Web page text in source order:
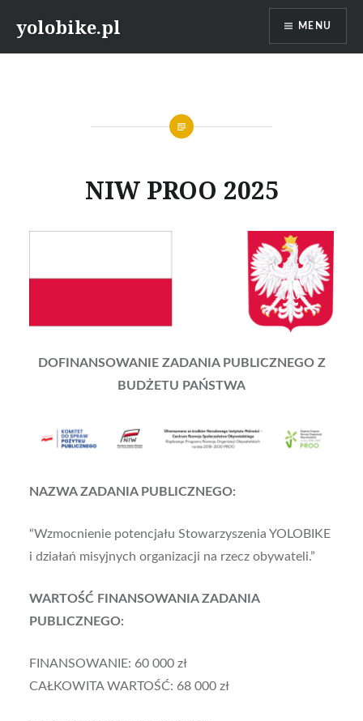
yolobike.pl MENU
NIW PROO 2025
DOFINANSOWANIE ZADANIA PUBLICZNEGO Z
BUDŻETU PAŃSTWA
NAZWA ZADANIA PUBLICZNEGO:
“Wzmocnienie potencjału Stowarzyszenia YOLOBIKE
i działań misyjnych organizacji na rzecz obywateli.”
WARTOŚĆ FINANSOWANIA ZADANIA
PUBLICZNEGO:
FINANSOWANIE: 60 000 zł
CAŁKOWITA WARTOŚĆ: 68 000 zł